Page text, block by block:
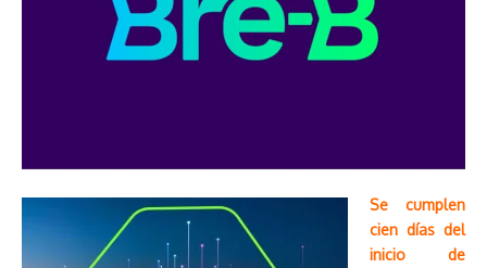
Se cumplen
cien días del
inicio de